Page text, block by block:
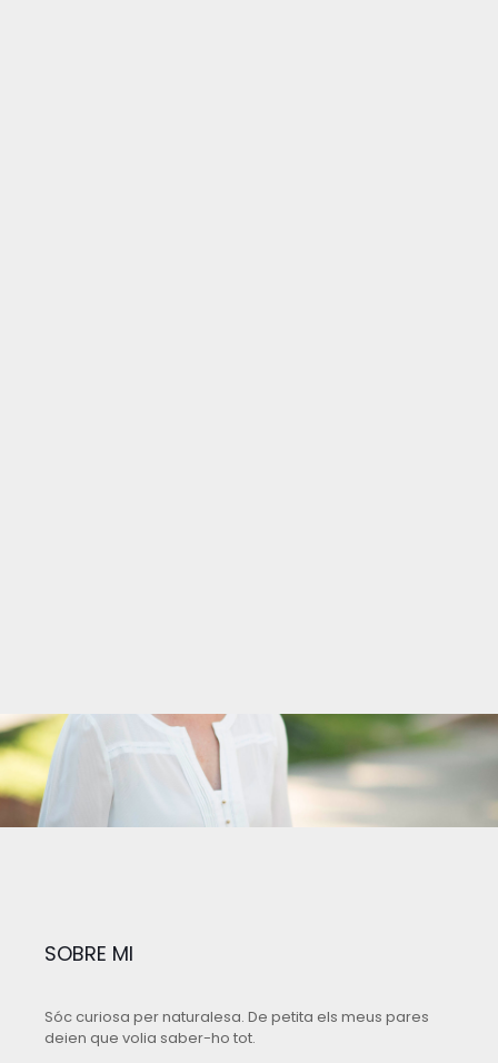
SOBRE MI
Sóc curiosa per naturalesa. De petita els meus pares
deien que volia saber-ho tot.